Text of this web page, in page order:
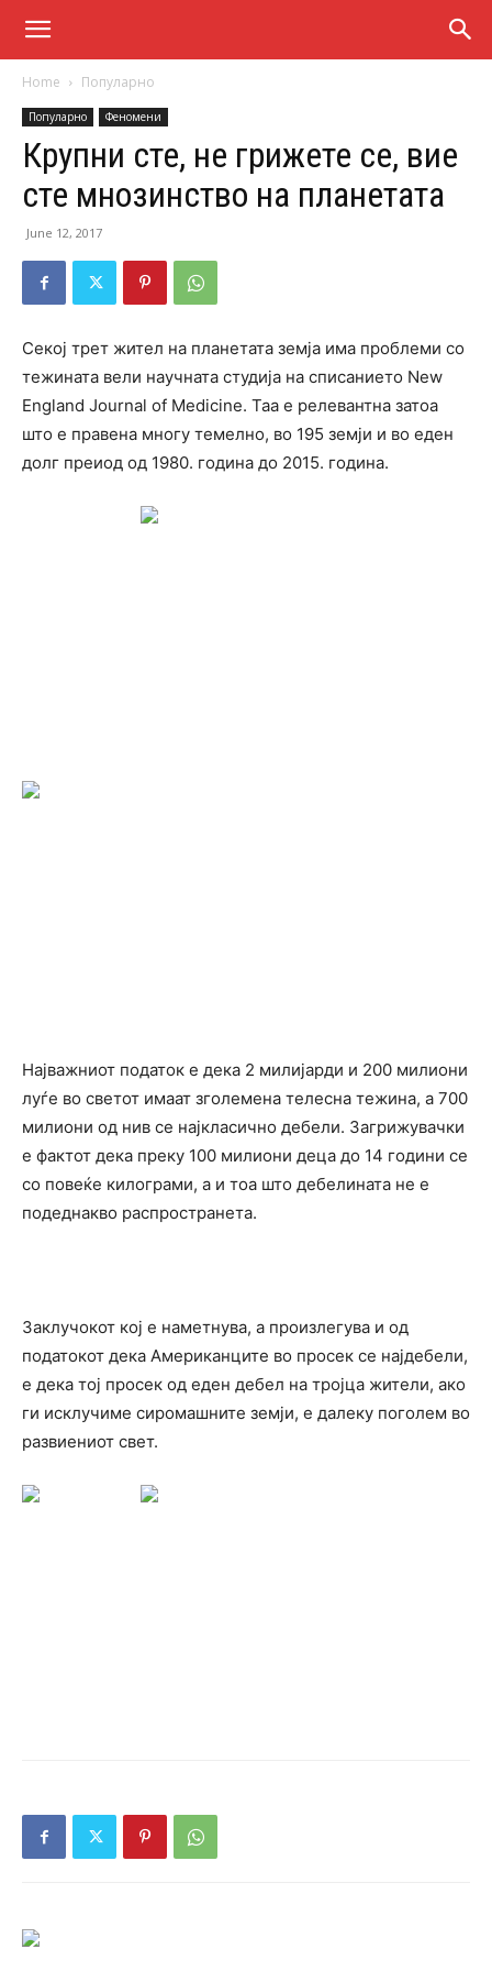
Home Популарно
Популарно Феномени
Крупни сте, не грижете се, вие
сте мнозинство на планетата
June 12, 2017
Секој трет жител на планетата земја има проблеми со
тежината вели научната студија на списанието New
England Journal of Medicine. Таа е релевантна затоа
што е правена многу темелно, во 195 земји и во еден
долг преиод од 1980. година до 2015. година.
Најважниот податок е дека 2 милијарди и 200 милиони
луѓе во светот имаат зголемена телесна тежина, а 700
милиони од нив се најкласично дебели. Загрижувачки
е фактот дека преку 100 милиони деца до 14 години се
со повеќе килограми, а и тоа што дебелината не е
подеднакво распространета.
Заклучокот кој е наметнува, а произлегува и од
податокот дека Американците во просек се најдебели,
е дека тој просек од еден дебел на тројца жители, ако
ги исклучиме сиромашните земји, е далеку поголем во
развиениот свет.